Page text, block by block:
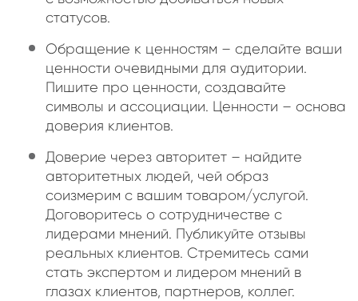
статусов.
Обращение к ценностям – сделайте ваши
ценности очевидными для аудитории.
Пишите про ценности, создавайте
символы и ассоциации. Ценности – основа
доверия клиентов.
Доверие через авторитет – найдите
авторитетных людей, чей образ
соизмерим с вашим товаром/услугой.
Договоритесь о сотрудничестве с
лидерами мнений. Публикуйте отзывы
реальных клиентов. Стремитесь сами
стать экспертом и лидером мнений в
глазах клиентов, партнеров, коллег.